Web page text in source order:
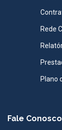
Rede
Plano
Fale Conosco